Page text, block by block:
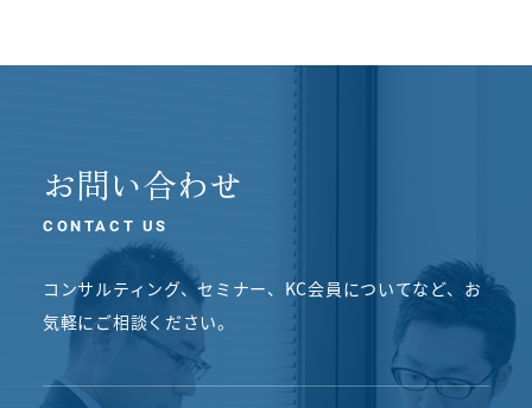
お問い合わせ
CONTACT US
コンサルティング、セミナー、KC会員についてなど、 お
気軽にご相談ください。